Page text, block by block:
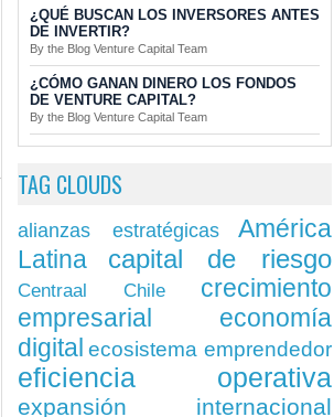
¿QUÉ BUSCAN LOS INVERSORES ANTES
DE INVERTIR?
By the Blog Venture Capital Team
¿CÓMO GANAN DINERO LOS FONDOS
DE VENTURE CAPITAL?
By the Blog Venture Capital Team
TAG CLOUDS
alianzas estratégicas
América
Latina
capital de riesgo
Centraal Chile
crecimiento
empresarial
economía
digital ecosistema emprendedor
eficiencia operativa
expansión internacional